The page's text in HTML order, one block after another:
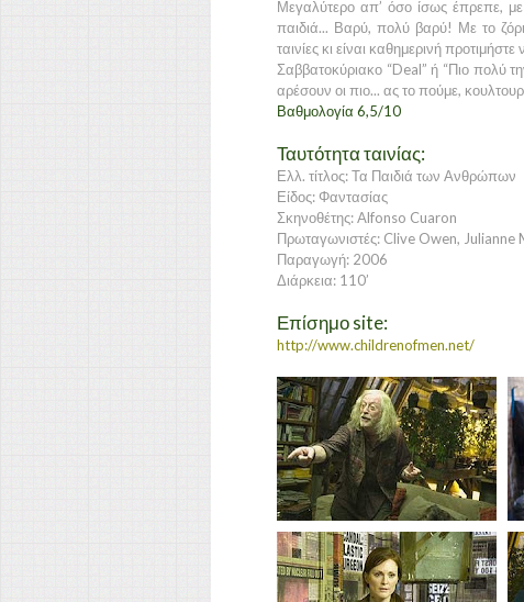
Μεγαλύτερο απ’ όσο ίσως έπρεπε,
παιδιά... Βαρύ, πολύ βαρύ! Με το
ταινίες κι είναι καθημερινή προτιμήστε
Σαββατοκύριακο “Deal” ή “Πιο πολύ
αρέσουν οι πιο... ας το πούμε,
Βαθμολογία 6,5/10
Ταυτότητα ταινίας:
Ελλ. τίτλος: Τα Παιδιά των Ανθρώπων
Είδος: Φαντασίας
Σκηνοθέτης: Alfonso Cuaron
Πρωταγωνιστές: Clive Owen,
Παραγωγή: 2006
Διάρκεια: 110’
Επίσημο site:
http://www.childrenofmen.net/